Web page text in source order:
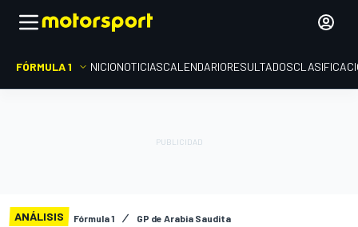
FÓRMULA 1 INICIONOTICIASCALENDARIORESULTADOS
ANÁLISIS Fórmula 1 GP de Arabia Saudita